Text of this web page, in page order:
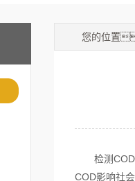
您的位置
检测COD
COD影响社